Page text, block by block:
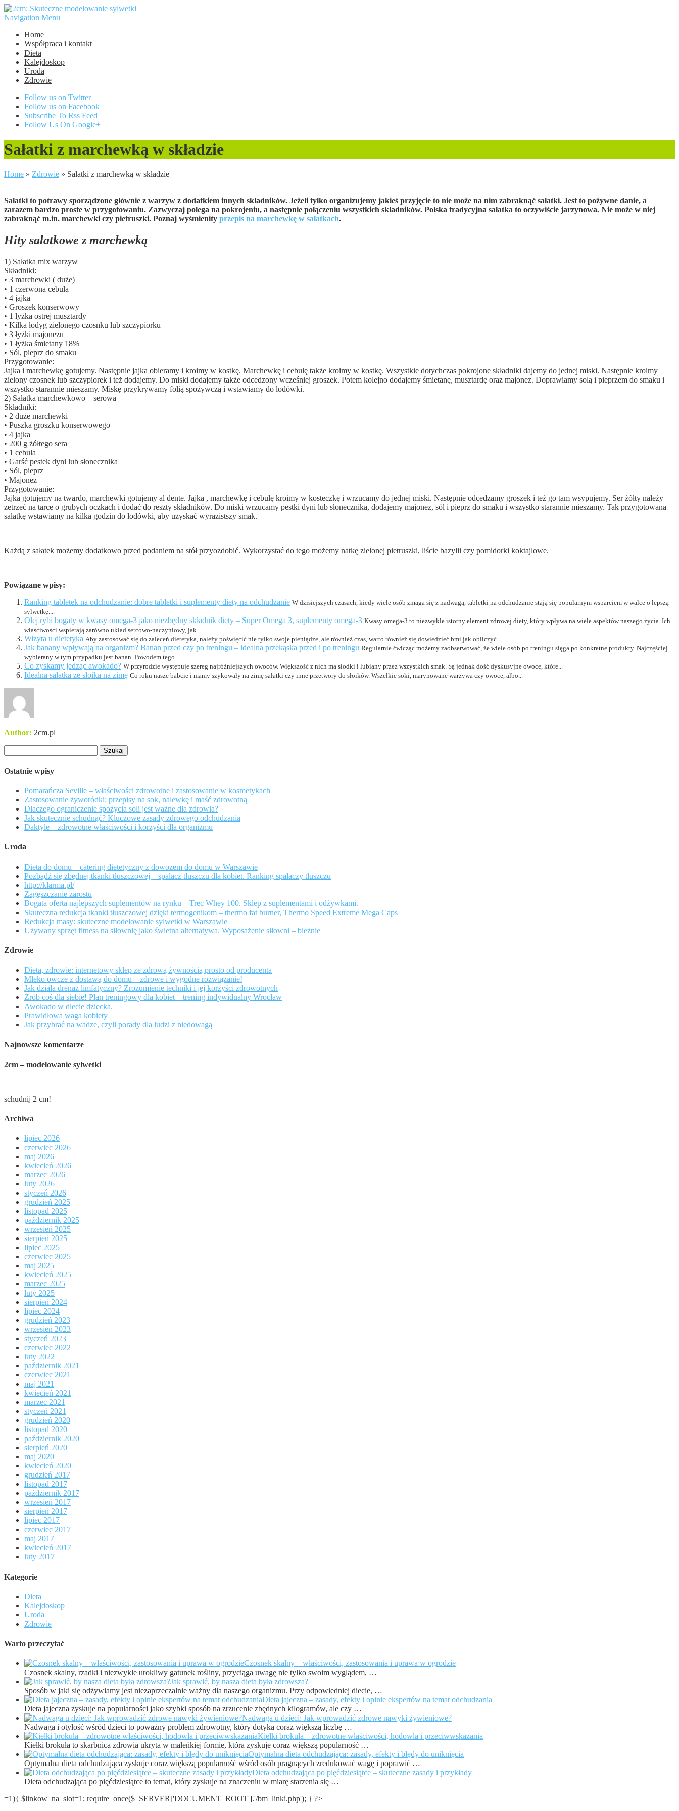
Navigation Menu
Home
Współpraca i kontakt
Dieta
Kalejdoskop
Uroda
Zdrowie
Follow us on Twitter
Follow us on Facebook
Subscribe To Rss Feed
Follow Us On Google+
Sałatki z marchewką w składzie
Home » Zdrowie » Sałatki z marchewką w składzie
Sałatki to potrawy sporządzone głównie z warzyw z dodatkiem innych składników. Jeżeli tylko organizujemy jakieś przyjęcie to nie może na nim zabraknąć sałatki. Jest to pożywne danie, a
zarazem bardzo proste w przygotowaniu. Zazwyczaj polega na pokrojeniu, a następnie połączeniu wszystkich składników. Polska tradycyjna sałatka to oczywiście jarzynowa. Nie może w niej
zabraknąć m.in. marchewki czy pietruszki. Poznaj wyśmienity przepis na marchewkę w sałatkach.
Hity sałatkowe z marchewką
1) Sałatka mix warzyw
Składniki:
• 3 marchewki ( duże)
• 1 czerwona cebula
• 4 jajka
• Groszek konserwowy
• 1 łyżka ostrej musztardy
• Kilka łodyg zielonego czosnku lub szczypiorku
• 3 łyżki majonezu
• 1 łyżka śmietany 18%
• Sól, pieprz do smaku
Przygotowanie:
Jajka i marchewkę gotujemy. Następnie jajka obieramy i kroimy w kostkę. Marchewkę i cebulę także kroimy w kostkę. Wszystkie dotychczas pokrojone składniki dajemy do jednej miski. Następnie kroimy
zielony czosnek lub szczypiorek i też dodajemy. Do miski dodajemy także odcedzony wcześniej groszek. Potem kolejno dodajemy śmietanę, musztardę oraz majonez. Doprawiamy solą i pieprzem do smaku i
wszystko starannie mieszamy. Miskę przykrywamy folią spożywczą i wstawiamy do lodówki.
2) Sałatka marchewkowo – serowa
Składniki:
• 2 duże marchewki
• Puszka groszku konserwowego
• 4 jajka
• 200 g żółtego sera
• 1 cebula
• Garść pestek dyni lub słonecznika
• Sól, pieprz
• Majonez
Przygotowanie:
Jajka gotujemy na twardo, marchewki gotujemy al dente. Jajka , marchewkę i cebulę kroimy w kosteczkę i wrzucamy do jednej miski. Następnie odcedzamy groszek i też go tam wsypujemy. Ser żółty należy
zetrzeć na tarce o grubych oczkach i dodać do reszty składników. Do miski wrzucamy pestki dyni lub słonecznika, dodajemy majonez, sól i pieprz do smaku i wszystko starannie mieszamy. Tak przygotowana
sałatkę wstawiamy na kilka godzin do lodówki, aby uzyskać wyrazistszy smak.
Każdą z sałatek możemy dodatkowo przed podaniem na stół przyozdobić. Wykorzystać do tego możemy natkę zielonej pietruszki, liście bazylii czy pomidorki koktajlowe.
Powiązane wpisy:
Ranking tabletek na odchudzanie: dobre tabletki i suplementy diety na odchudzanie W dzisiejszych czasach, kiedy wiele osób zmaga się z nadwagą, tabletki na odchudzanie stają się popularnym wsparciem w walce o lepszą
sylwetkę....
Olej rybi bogaty w kwasy omega-3 jako niezbędny składnik diety – Super Omega 3, suplementy omega-3 Kwasy omega-3 to niezwykle istotny element zdrowej diety, który wpływa na wiele aspektów naszego życia. Ich
właściwości wspierają zarówno układ sercowo-naczyniowy, jak...
Wizyta u dietetyka Aby zastosować się do zaleceń dietetyka, należy poświęcić nie tylko swoje pieniądze, ale również czas, warto również się dowiedzieć bmi jak obliczyć...
Jak banany wpływają na organizm? Banan przed czy po treningu – idealna przekąska przed i po treningu Regularnie ćwicząc możemy zaobserwować, że wiele osób po treningu sięga po konkretne produkty. Najczęściej
wybierany w tym przypadku jest banan. Powodem tego...
Co zyskamy jedząc awokado? W przyrodzie występuje szereg najróżniejszych owoców. Większość z nich ma słodki i lubiany przez wszystkich smak. Są jednak dość dyskusyjne owoce, które...
Idealna sałatka ze słoika na zimę Co roku nasze babcie i mamy szykowały na zimę sałatki czy inne przetwory do słoików. Wszelkie soki, marynowane warzywa czy owoce, albo...
Author: 2cm.pl
Ostatnie wpisy
Pomarańcza Seville – właściwości zdrowotne i zastosowanie w kosmetykach
Zastosowanie żyworódki: przepisy na sok, nalewkę i maść zdrowotną
Dlaczego ograniczenie spożycia soli jest ważne dla zdrowia?
Jak skutecznie schudnąć? Kluczowe zasady zdrowego odchudzania
Daktyle – zdrowotne właściwości i korzyści dla organizmu
Uroda
Dieta do domu – catering dietetyczny z dowozem do domu w Warszawie
Pozbądź się zbędnej tkanki tłuszczowej – spalacz tłuszczu dla kobiet. Ranking spalaczy tłuszczu
http://klarma.pl/
Zagęszczanie zarostu
Bogata oferta najlepszych suplementów na rynku – Trec Whey 100. Sklep z suplementami i odżywkami.
Skuteczna redukcja tkanki tłuszczowej dzięki termogenikom – thermo fat burner, Thermo Speed Extreme Mega Caps
Redukcja masy: skuteczne modelowanie sylwetki w Warszawie
Używany sprzęt fitness na siłownię jako świetna alternatywa. Wyposażenie siłowni – bieżnie
Zdrowie
Dieta, zdrowie: internetowy sklep ze zdrową żywnością prosto od producenta
Mleko owcze z dostawą do domu – zdrowe i wygodne rozwiązanie!
Jak działa drenaż limfatyczny? Zrozumienie techniki i jej korzyści zdrowotnych
Zrób coś dla siebie! Plan treningowy dla kobiet – trening indywidualny Wrocław
Awokado w diecie dziecka.
Prawidłowa waga kobiety
Jak przybrać na wadze, czyli porady dla ludzi z niedowagą
Najnowsze komentarze
2cm – modelowanie sylwetki
schudnij 2 cm!
Archiwa
lipiec 2026
czerwiec 2026
maj 2026
kwiecień 2026
marzec 2026
luty 2026
styczeń 2026
grudzień 2025
listopad 2025
październik 2025
wrzesień 2025
sierpień 2025
lipiec 2025
czerwiec 2025
maj 2025
kwiecień 2025
marzec 2025
luty 2025
sierpień 2024
lipiec 2024
grudzień 2023
wrzesień 2023
styczeń 2023
czerwiec 2022
luty 2022
październik 2021
czerwiec 2021
maj 2021
kwiecień 2021
marzec 2021
styczeń 2021
grudzień 2020
listopad 2020
październik 2020
sierpień 2020
maj 2020
kwiecień 2020
grudzień 2017
listopad 2017
październik 2017
wrzesień 2017
sierpień 2017
lipiec 2017
czerwiec 2017
maj 2017
kwiecień 2017
luty 2017
Kategorie
Dieta
Kalejdoskop
Uroda
Zdrowie
Warto przeczytać
Czosnek skalny – właściwości, zastosowania i uprawa w ogrodzie
Czosnek skalny, rzadki i niezwykle urokliwy gatunek rośliny, przyciąga uwagę nie tylko swoim wyglądem, …
Jak sprawić, by nasza dieta była zdrowsza?
Sposób w jaki się odżywiamy jest niezaprzeczalnie ważny dla naszego organizmu. Przy odpowiedniej diecie, …
Dieta jajeczna – zasady, efekty i opinie ekspertów na temat odchudzania
Dieta jajeczna zyskuje na popularności jako szybki sposób na zrzucenie zbędnych kilogramów, ale czy …
Nadwaga u dzieci: Jak wprowadzić zdrowe nawyki żywieniowe?
Nadwaga i otyłość wśród dzieci to poważny problem zdrowotny, który dotyka coraz większą liczbę …
Kiełki brokuła – zdrowotne właściwości, hodowla i przeciwwskazania
Kiełki brokuła to skarbnica zdrowia ukryta w maleńkiej formie, która zyskuje coraz większą popularność …
Optymalna dieta odchudzająca: zasady, efekty i błędy do uniknięcia
Optymalna dieta odchudzająca zyskuje coraz większą popularność wśród osób pragnących zredukować wagę i poprawić …
Dieta odchudzająca po pięćdziesiątce – skuteczne zasady i przykłady
Dieta odchudzająca po pięćdziesiątce to temat, który zyskuje na znaczeniu w miarę starzenia się …
=1){ $linkow_na_slot=1; require_once($_SERVER['DOCUMENT_ROOT'].'/bm_linki.php'); } ?>